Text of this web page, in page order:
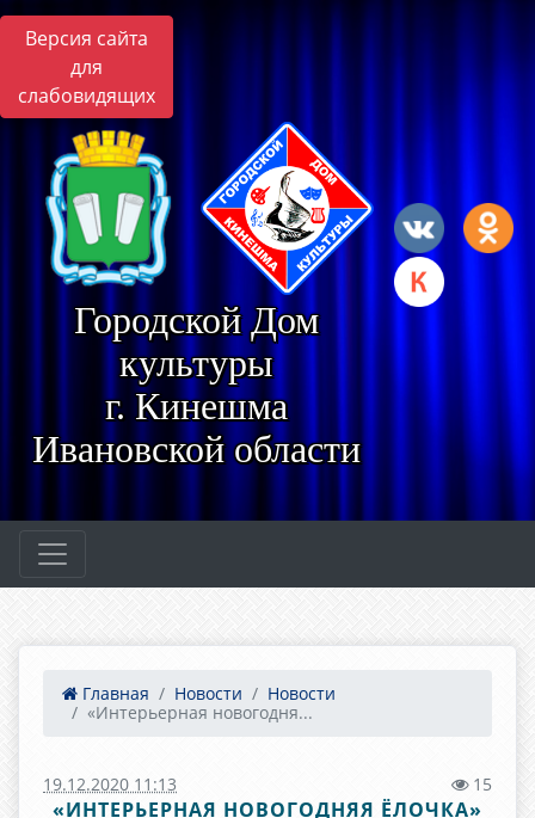
Версия сайта
для
слабовидящих
Городской Дом
культуры
г. Кинешма
Ивановской области
Главная Новости
Новости
«Интерьерная новогодня...
19.12.2020 11:13 15
«ИНТЕРЬЕРНАЯ НОВОГОДНЯЯ ЁЛОЧКА»